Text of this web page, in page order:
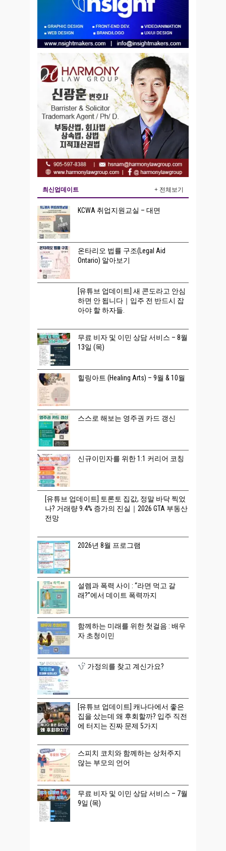
최신업데이트 + 전체보기
KCWA 취업지원교실 – 대면
온타리오 법률 구조(Legal Aid
Ontario) 알아보기
[유튜브 업데이트] 새 콘도라고 안심
하면 안 됩니다｜입주 전 반드시 잡
아야 할 하자들.
무료 비자 및 이민 상담 서비스 – 8월
13일 (목)
힐링아트 (Healing Arts) – 9월 & 10월
스스로 해보는 영주권 카드 갱신
신규이민자를 위한 1:1 커리어 코칭
[유튜브 업데이트] 토론토 집값, 정말 바닥 찍었
나? 거래량 9.4% 증가의 진실｜2026 GTA 부동산
전망
2026년 8월 프로그램
설렘과 폭력 사이 : “라면 먹고 갈
래?”에서 데이트 폭력까지
함께하는 미래를 위한 첫걸음 : 배우
자 초청이민
가정의를 찾고 계신가요?
[유튜브 업데이트] 캐나다에서 좋은
집을 샀는데 왜 후회할까? 입주 직전
에 터지는 진짜 문제 5가지
스피치 코치와 함께하는 상처주지
않는 부모의 언어
무료 비자 및 이민 상담 서비스 – 7월
9일 (목)